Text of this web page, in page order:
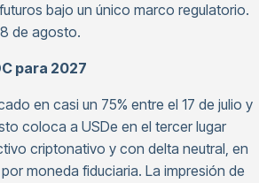
bajo un único marco regulatorio.
de agosto.
para 2027
en casi un 75% entre el 17 de julio y
coloca a USDe en el tercer lugar
criptonativo y con delta neutral, en
moneda fiduciaria. La impresión de